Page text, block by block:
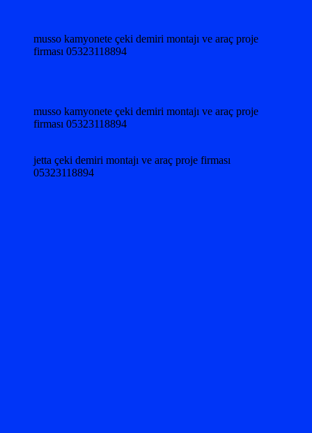
musso kamyonete çeki demiri montajı ve araç proje
firması 05323118894
musso kamyonete çeki demiri montajı ve araç proje
firması 05323118894
jetta çeki demiri montajı ve araç proje firması
05323118894